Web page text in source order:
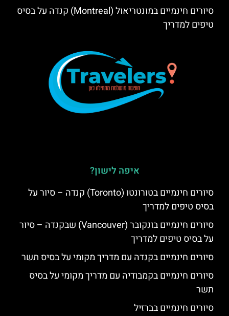
סיורים חינמיים במונטריאול (Montreal) קנדה על בסיס
טיפים למדריך
איפה לישון?
סיורים חינמיים בטורונטו (Toronto) קנדה – סיור על
בסיס טיפים למדריך
סיורים חינמיים בונקובר (Vancouver) שבקנדה – סיור
על בסיס טיפים למדריך
סיורים חינמיים בקנדה עם מדריך מקומי על בסיס תשר
סיורים חינמיים בקמבודיה עם מדריך מקומי על בסיס
תשר
סיורים חינמיים בברזיל